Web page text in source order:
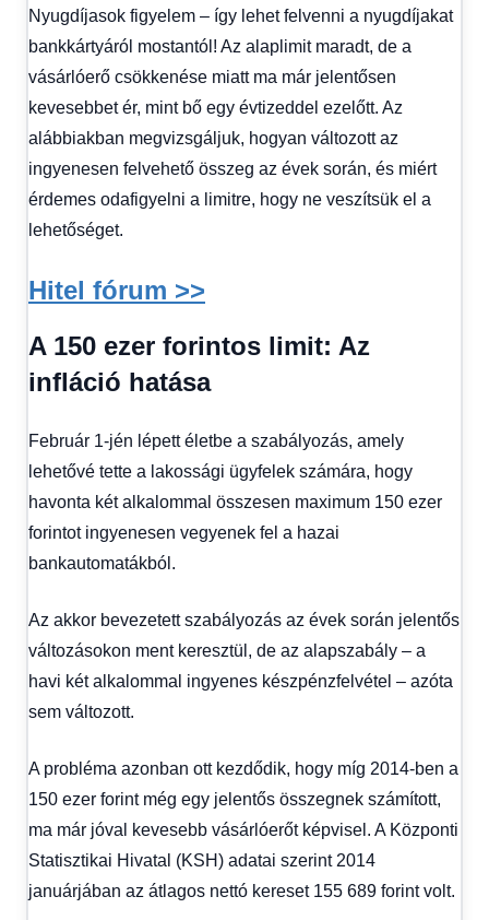
fórum
Nyugdíjasok figyelem – így lehet felvenni a nyugdíjakat
bankkártyáról mostantól! Az alaplimit maradt, de a
vásárlóerő csökkenése miatt ma már jelentősen
kevesebbet ér, mint bő egy évtizeddel ezelőtt. Az
alábbiakban megvizsgáljuk, hogyan változott az
ingyenesen felvehető összeg az évek során, és miért
érdemes odafigyelni a limitre, hogy ne veszítsük el a
lehetőséget.
Hitel fórum >>
A 150 ezer forintos limit: Az
infláció hatása
Február 1-jén lépett életbe a szabályozás, amely
lehetővé tette a lakossági ügyfelek számára, hogy
havonta két alkalommal összesen maximum 150 ezer
forintot ingyenesen vegyenek fel a hazai
bankautomatákból.
Az akkor bevezetett szabályozás az évek során jelentős
változásokon ment keresztül, de az alapszabály – a
havi két alkalommal ingyenes készpénzfelvétel – azóta
sem változott.
A probléma azonban ott kezdődik, hogy míg 2014-ben a
150 ezer forint még egy jelentős összegnek számított,
ma már jóval kevesebb vásárlóerőt képvisel. A Központi
Statisztikai Hivatal (KSH) adatai szerint 2014
januárjában az átlagos nettó kereset 155 689 forint volt.